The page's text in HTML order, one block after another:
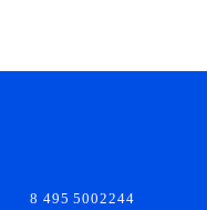
8 495 5002244